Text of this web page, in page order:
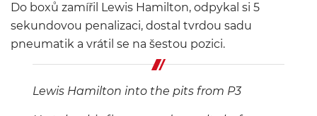
Do boxů zamířil Lewis Hamilton, odpykal si 5
sekundovou penalizaci, dostal tvrdou sadu
pneumatik a vrátil se na šestou pozici.
Lewis Hamilton into the pits from P3